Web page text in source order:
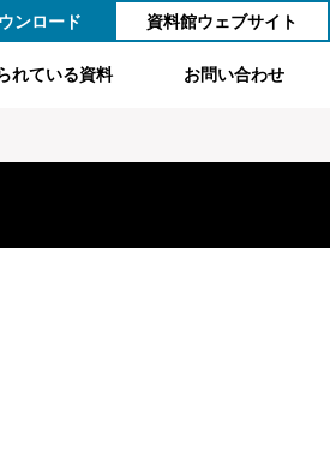
ンロード 資料館ウェブサイト
れている資料 お問い合わせ